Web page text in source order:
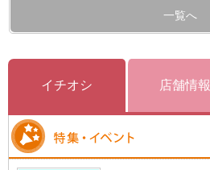
一覧へ
イチオシ 店舗情報